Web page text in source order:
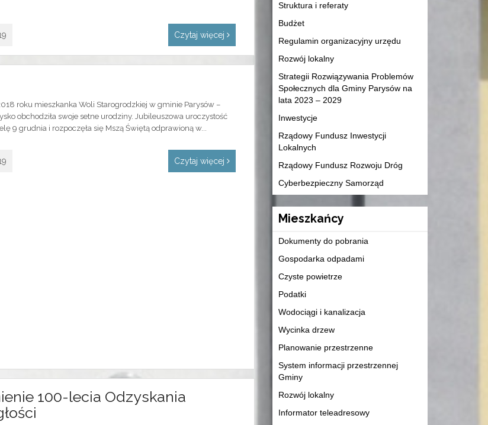
Czytaj więcej
roku mieszkanka Woli Starogrodzkiej w gminie Parysów –
obchodziła swoje setne urodziny. Jubileuszowa uroczystość
9 grudnia i rozpoczęła się Mszą Świętą odprawioną w...
Czytaj więcej
100-lecia Odzyskania
Struktura i referaty
Budżet
Regulamin organizacyjny urzędu
Rozwój lokalny
Strategii Rozwiązywania Problemów
Społecznych dla Gminy Parysów na
lata 2023 – 2029
Inwestycje
Rządowy Fundusz Inwestycji
Lokalnych
Rządowy Fundusz Rozwoju Dróg
Cyberbezpieczny Samorząd
Mieszkańcy
Dokumenty do pobrania
Gospodarka odpadami
Czyste powietrze
Podatki
Wodociągi i kanalizacja
Wycinka drzew
Planowanie przestrzenne
System informacji przestrzennej
Gminy
Rozwój lokalny
Informator teleadresowy